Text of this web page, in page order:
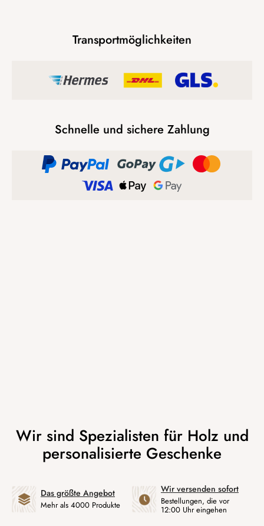
Transportmöglichkeiten
Schnelle und sichere Zahlung
Das größte Angebot
Mehr als 4000 Produkte
Wir versenden sofort
Bestellungen, die vor
12:00 Uhr eingehen